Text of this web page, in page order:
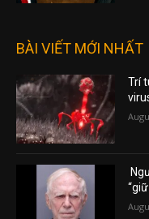
BÀI VIẾT MỚI NHẤT
Trí